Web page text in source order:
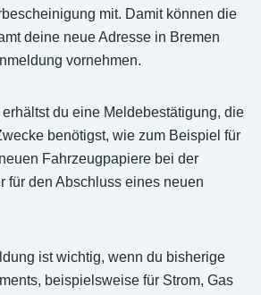
mit. Damit können die
deine neue Adresse in Bremen
vornehmen.
du eine Meldebestätigung, die
benötigst, wie zum Beispiel für
Fahrzeugpapiere bei der
für den Abschluss eines neuen
ist wichtig, wenn du bisherige
beispielsweise für Strom, Gas